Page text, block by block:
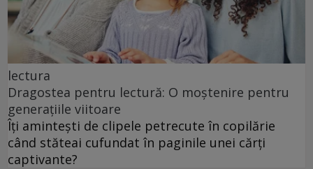
lectura
Dragostea pentru lectură: O moștenire pentru
generațiile viitoare
Îți amintești de clipele petrecute în copilărie
când stăteai cufundat în paginile unei cărți
captivante?